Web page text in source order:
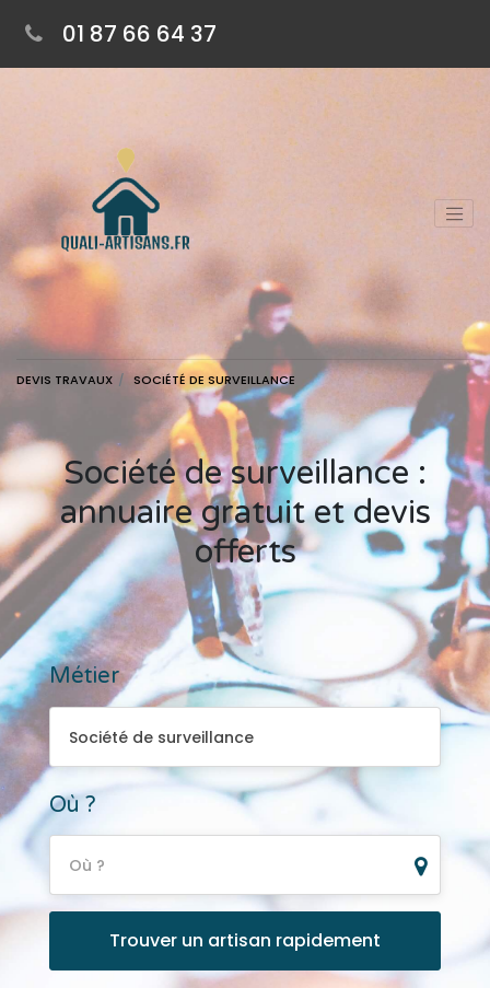
01 87 66 64 37
DEVIS TRAVAUX SOCIÉTÉ DE SURVEILLANCE
Société de surveillance :
annuaire gratuit et devis
offerts
Métier Société de surveillance
Société de surveillance
Où ?
Où ?